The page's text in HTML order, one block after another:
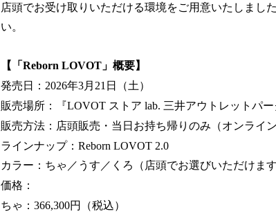
店頭でお受け取りいただける環境をご用意いたしまし
い。
【「Reborn LOVOT」概要】
発売日：2026年3月21日（土）
販売場所：『LOVOT ストア lab. 三井アウトレットパー
販売方法：店頭販売・当日お持ち帰りのみ（オンライ
ラインナップ：Reborn LOVOT 2.0
カラー：ちゃ／うす／くろ（店頭でお選びいただけます
価格：
ちゃ：366,300円（税込）